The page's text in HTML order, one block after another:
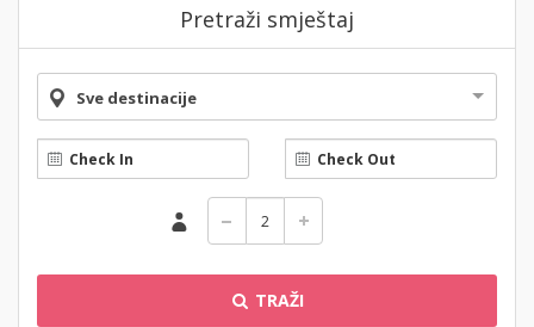
Pretraži smještaj
Sve destinacije
TRAŽI